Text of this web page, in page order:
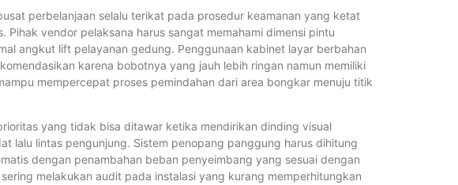
perbelanjaan selalu terikat pada prosedur keamanan yang ketat
vendor pelaksana harus sangat memahami dimensi pintu
angkut lift pelayanan gedung. Penggunaan kabinet layar berbahan
karena bobotnya yang jauh lebih ringan namun memiliki
mempercepat proses pemindahan dari area bongkar menuju titik
yang tidak bisa ditawar ketika mendirikan dinding visual
lalu lintas pengunjung. Sistem penopang panggung harus dihitung
dengan penambahan beban penyeimbang yang sesuai dengan
melakukan audit pada instalasi yang kurang memperhitungkan